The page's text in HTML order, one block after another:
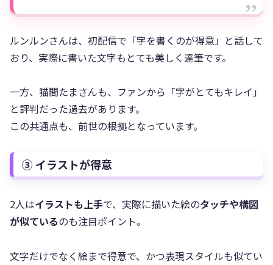
ルンルンさんは、初配信で「字を書くのが得意」と話して
おり、実際に書いた文字もとても美しく達筆です。
一方、猫間たまさんも、ファンから「字がとてもキレイ」
と評判だった過去があります。
この共通点も、前世の根拠となっています。
③ イラストが得意
2人はイラストも上手で、実際に描いた絵のタッチや構図
が似ているのも注目ポイント。
文字だけでなく絵まで得意で、かつ表現スタイルも似てい